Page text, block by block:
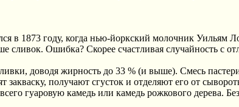
в 1873 году, когда нью-йоркский молочник Уильям
сливок. Ошибка? Скорее счастливая случайность с
доводя жирность до 33 % (и выше). Смесь
закваску, получают сгусток и отделяют его от
гуаровую камедь или камедь рожкового дерева.